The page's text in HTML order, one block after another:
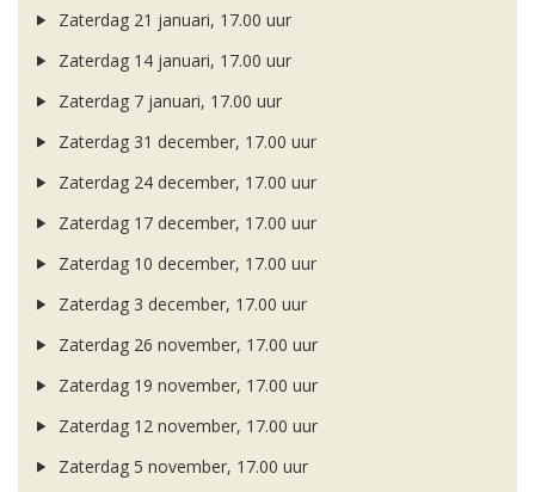
Zaterdag 21 januari, 17.00 uur
Zaterdag 14 januari, 17.00 uur
Zaterdag 7 januari, 17.00 uur
Zaterdag 31 december, 17.00 uur
Zaterdag 24 december, 17.00 uur
Zaterdag 17 december, 17.00 uur
Zaterdag 10 december, 17.00 uur
Zaterdag 3 december, 17.00 uur
Zaterdag 26 november, 17.00 uur
Zaterdag 19 november, 17.00 uur
Zaterdag 12 november, 17.00 uur
Zaterdag 5 november, 17.00 uur